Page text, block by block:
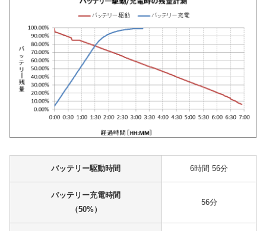
バッテリー駆動時間 6時間 56分
バッテリー充電時間
（50%）
56分